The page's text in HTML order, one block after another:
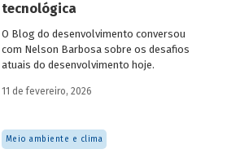
tecnológica
O Blog do desenvolvimento conversou
com Nelson Barbosa sobre os desafios
atuais do desenvolvimento hoje.
11 de fevereiro, 2026
Meio ambiente e clima